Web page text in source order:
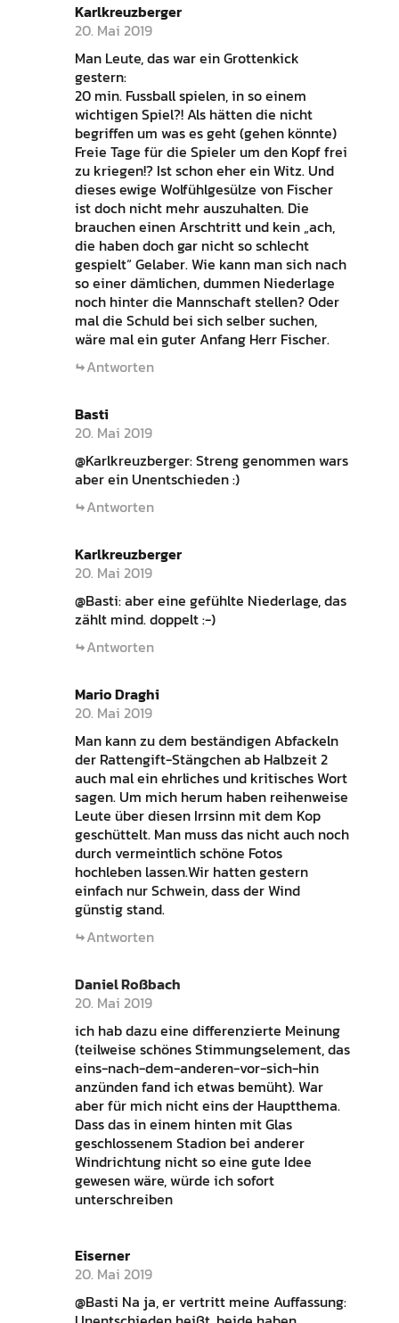
Karlkreuzberger
20. Mai 2019
Man Leute, das war ein Grottenkick
gestern:
20 min. Fussball spielen, in so einem
wichtigen Spiel?! Als hätten die nicht
begriffen um was es geht (gehen könnte)
Freie Tage für die Spieler um den Kopf frei
zu kriegen!? Ist schon eher ein Witz. Und
dieses ewige Wolfühlgesülze von Fischer
ist doch nicht mehr auszuhalten. Die
brauchen einen Arschtritt und kein „ach,
die haben doch gar nicht so schlecht
gespielt“ Gelaber. Wie kann man sich nach
so einer dämlichen, dummen Niederlage
noch hinter die Mannschaft stellen? Oder
mal die Schuld bei sich selber suchen,
wäre mal ein guter Anfang Herr Fischer.
Antworten
Basti
20. Mai 2019
@Karlkreuzberger: Streng genommen wars
aber ein Unentschieden :)
Antworten
Karlkreuzberger
20. Mai 2019
@Basti: aber eine gefühlte Niederlage, das
zählt mind. doppelt :-)
Antworten
Mario Draghi
20. Mai 2019
Man kann zu dem beständigen Abfackeln
der Rattengift-Stängchen ab Halbzeit 2
auch mal ein ehrliches und kritisches Wort
sagen. Um mich herum haben reihenweise
Leute über diesen Irrsinn mit dem Kop
geschüttelt. Man muss das nicht auch noch
durch vermeintlich schöne Fotos
hochleben lassen.Wir hatten gestern
einfach nur Schwein, dass der Wind
günstig stand.
Antworten
Daniel Roßbach
20. Mai 2019
ich hab dazu eine differenzierte Meinung
(teilweise schönes Stimmungselement, das
eins-nach-dem-anderen-vor-sich-hin
anzünden fand ich etwas bemüht). War
aber für mich nicht eins der Hauptthema.
Dass das in einem hinten mit Glas
geschlossenem Stadion bei anderer
Windrichtung nicht so eine gute Idee
gewesen wäre, würde ich sofort
unterschreiben
Eiserner
20. Mai 2019
@Basti Na ja, er vertritt meine Auffassung: